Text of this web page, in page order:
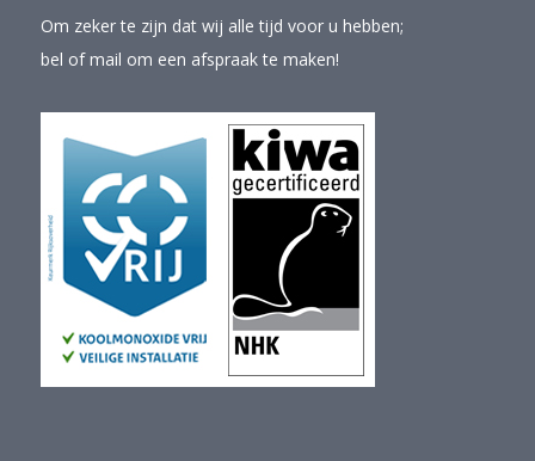
Om zeker te zijn dat wij alle tijd voor u hebben;
bel of mail om een afspraak te maken!